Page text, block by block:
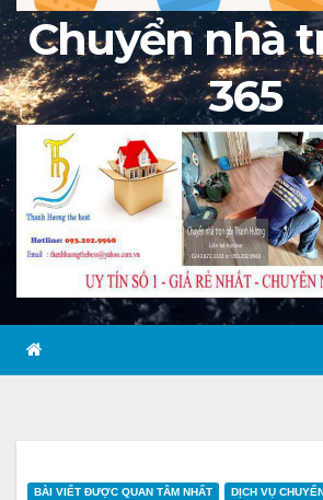
Chuyển nhà
365
BÀI VIẾT ĐƯỢC QUAN TÂM NHẤT DỊCH VỤ